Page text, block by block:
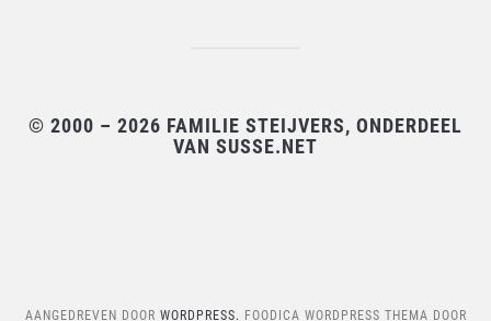
© 2000 – 2026 FAMILIE STEIJVERS, ONDERDEEL
VAN SUSSE.NET
AANGEDREVEN DOOR WORDPRESS. FOODICA WORDPRESS THEMA DOOR